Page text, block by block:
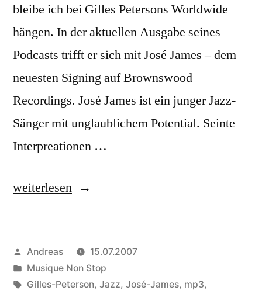
bleibe ich bei Gilles Petersons Worldwide
hängen. In der aktuellen Ausgabe seines
Podcasts trifft er sich mit José James – dem
neuesten Signing auf Brownswood
Recordings. José James ist ein junger Jazz-
Sänger mit unglaublichem Potential. Seinte
Interpreationen …
„José
weiterlesen
Veröffentlicht
von
Andreas
15.07.2007
Veröffentlicht
in
Musique Non Stop
Schlagwörter:
Gilles-Peterson, Jazz, José-James, mp3,